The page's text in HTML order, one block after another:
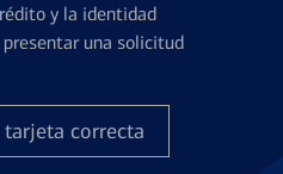
y la identidad
una solicitud
tarjeta correcta